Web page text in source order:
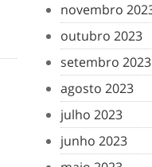
novembro
outubro 2023
setembro 2023
agosto 2023
julho 2023
junho 2023